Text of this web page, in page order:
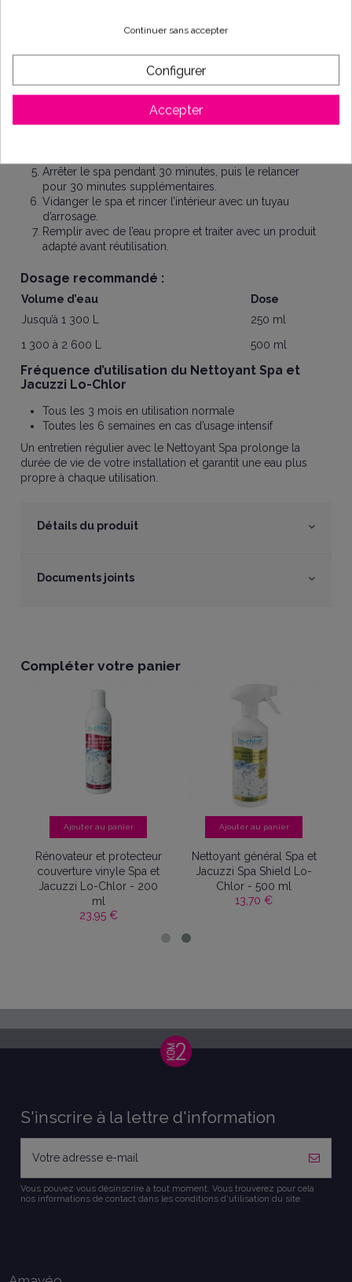
Compatible avec tous les spas et jacuzzis
Mode d’emploi :
Retirer la cartouche filtrante du compartiment du filtre.
Vérifier que le niveau d’eau est au moins 50 mm au-
Verser la dose recommandée directement dans le
Arrêter le spa pendant 30 minutes, puis le relancer
pour 30 minutes supplémentaires.
Vidanger le spa et rincer l’intérieur avec un tuyau
d’arrosage.
Remplir avec de l’eau propre et traiter avec un produit
adapté avant réutilisation.
Dosage recommandé :
Volume d’eau
Dose
Jusqu’à 1 300 L
250 ml
1 300 à 2 600 L
500 ml
Fréquence d’utilisation du Nettoyant Spa et
Jacuzzi Lo-Chlor
Tous les 3 mois en utilisation normale
Toutes les 6 semaines en cas d’usage intensif
Un entretien régulier avec le Nettoyant Spa prolonge la
durée de vie de votre installation et garantit une eau plus
propre à chaque utilisation.
Détails du produit
Documents joints
Compléter votre panier
Ajouter au panier
Rénovateur et protecteur
couverture vinyle Spa et
Jacuzzi Lo-Chlor - 200
ml
23,95 €
Ajouter au panier
Nettoyant général Spa et
Jacuzzi Spa Shield Lo-
Chlor - 500 ml
13,70 €
S'inscrire à la lettre d'information
Vous pouvez vous désinscrire à tout moment. Vous trouverez pour cela
nos informations de contact dans les conditions d'utilisation du site.
Continuer sans accepter
Configurer
Accepter